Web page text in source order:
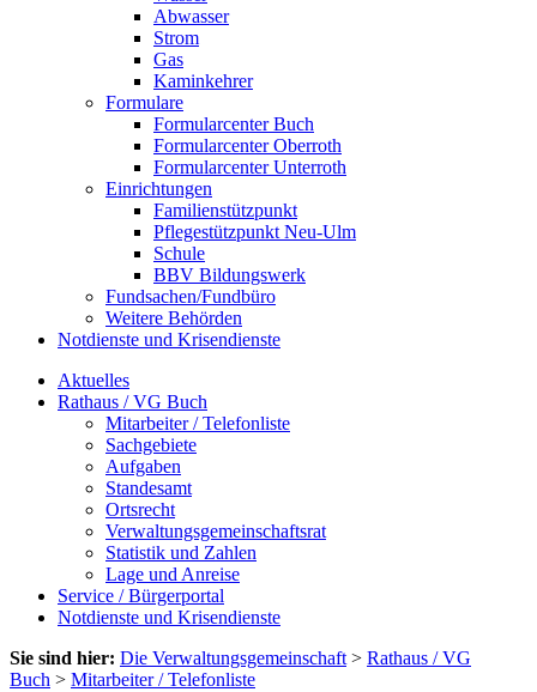
Abwasser
Strom
Gas
Kaminkehrer
Formulare
Formularcenter Buch
Formularcenter Oberroth
Formularcenter Unterroth
Einrichtungen
Familienstützpunkt
Pflegestützpunkt Neu-Ulm
Schule
BBV Bildungswerk
Fundsachen/Fundbüro
Weitere Behörden
Notdienste und Krisendienste
Aktuelles
Rathaus / VG Buch
Mitarbeiter / Telefonliste
Sachgebiete
Aufgaben
Standesamt
Ortsrecht
Verwaltungsgemeinschaftsrat
Statistik und Zahlen
Lage und Anreise
Service / Bürgerportal
Notdienste und Krisendienste
Sie sind hier: Die Verwaltungsgemeinschaft > Rathaus / VG
Buch > Mitarbeiter / Telefonliste